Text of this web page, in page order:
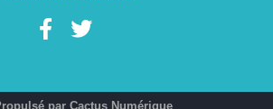
par Cactus Numérique